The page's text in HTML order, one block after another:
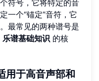
符号，它将特定的音
一个“锚定”音符，它
最常见的两种谱号是
乐谱基础知识 的核
用于高音声部和